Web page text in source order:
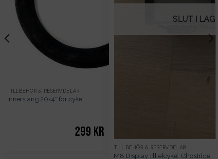
TILLBEHÖR & RESERVDELAR
Innerslang 20×4″ för cykel
299 kr
SLUT I
TILLBEHÖR & RESERVDELAR
M8 Display till elcykel Ghostride